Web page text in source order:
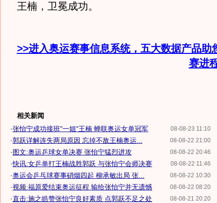
王楠，卫冕成功。
>>进入奥运赛事信息系统，五大数据产品助
赛进
相关新闻
08-08-23 11:10
·张怡宁成功接班"一姐"王楠 蝉联奥运女单冠军
08-08-22 21:00
·郭跃详解连失两局原因 忘掉不敌王楠奥运...
08-08-22 20:46
·图文:奥运乒球女单决赛 张怡宁猛烈进攻
08-08-22 11:46
·快讯:女乒单打王楠战胜郭跃 与张怡宁会师决赛
08-08-22 10:30
·奥运会乒乓球赛事硝烟四起 柳承敏出局 张...
08-08-22 08:20
·视频:福原爱结束奥运征程 输给张怡宁并无遗憾
08-08-21 20:20
·直击:施之皓赞张怡宁良好素质 点郭跃不足之处